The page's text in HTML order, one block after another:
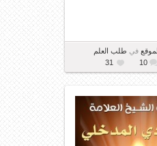
في طلب العلم
10
31